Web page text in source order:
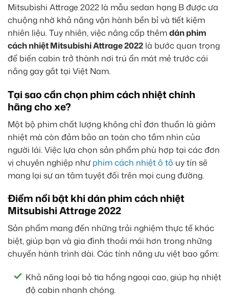
Mitsubishi Attrage 2022 là mẫu sedan hạng B được ưa
chuộng nhờ khả năng vận hành bền bỉ và tiết kiệm
nhiên liệu. Tuy nhiên, việc nâng cấp thêmdán phim
cách nhiệt Mitsubishi Attrage 2022 là bước quan trọng
để biến cabin trở thành nơi trú ẩn mát mẻ trước cái
nắng gay gắt tại Việt Nam.
Tại sao cần chọn phim cách nhiệt chính
hãng cho xe?
Một bộ phim chất lượng không chỉ đơn thuần là giảm
nhiệt mà còn đảm bảo an toàn cho tầm nhìn của
người lái. Việc lựa chọn sản phẩm phù hợp tại các đơn
vị chuyên nghiệp như phim cách nhiệt ô tô uy tín sẽ
mang lại sự an tâm tuyệt đối trên mọi cung đường.
Điểm nổi bật khi dán phim cách nhiệt
Mitsubishi Attrage 2022
Sản phẩm mang đến những trải nghiệm thực tế khác
biệt, giúp bạn và gia đình thoải mái hơn trong những
chuyến hành trình dài. Các tính năng ưu việt bao gồm:
Khả năng loại bỏ tia hồng ngoại cao, giúp hạ nhiệt
độ cabin nhanh chóng.